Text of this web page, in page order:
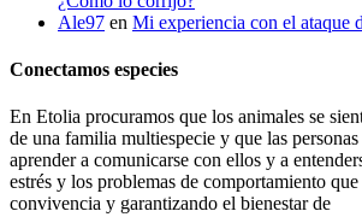
Ale97 en Mi experiencia con el ataque
Conectamos especies
En Etolia procuramos que los animales se
de una familia multiespecie y que las
aprender a comunicarse con ellos y a
estrés y los problemas de comportamiento
convivencia y garantizando el bienestar de